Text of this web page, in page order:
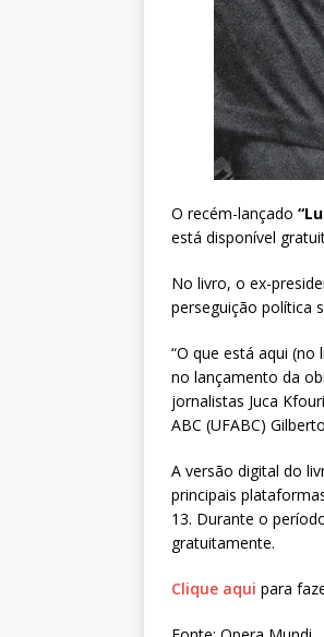
O recém-lançado
está disponível
No livro, o ex-
perseguição política
“O que está aqui
no lançamento da
jornalistas Juca
ABC (UFABC)
A versão digital do
principais
13. Durante o
gratuitamente.
Clique aqui para